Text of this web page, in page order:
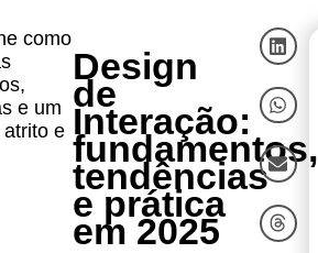
como
e um
e
Design
de
Interação:
fundamentos,
tendências
e prática
em 2025